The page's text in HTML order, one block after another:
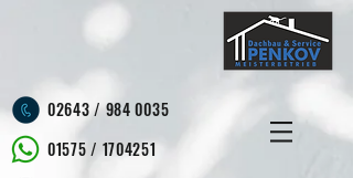
02643 /984 0035
01575 / 1704251